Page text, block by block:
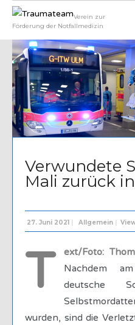
Verein zur
Förderung der Notfallmedizin
Verwundete
Mali zurück
27. Juni 2021 Allgemein
T
ext/Foto:
Nachdem
deutsche
wurden, sind die